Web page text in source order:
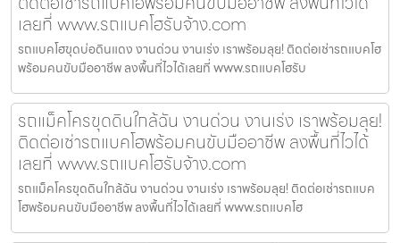
เลยที่ www.รถแบคโฮรับจ้าง.com
รถแบคโฮขุดบ่อดินแดง งานด่วน งานเร่ง เราพร้อมลุย! ติดต่อเช่ารถแบคโฮ
พร้อมคนขับมืออาชีพ ลงพื้นที่ไวได้เลยที่ www.รถแบคโฮรับ
รถแม็คโครขุดดินใกล้ฉัน งานด่วน งานเร่ง เราพร้อมลุย!
ติดต่อเช่ารถแบคโฮพร้อมคนขับมืออาชีพ ลงพื้นที่ไวได้
เลยที่ www.รถแบคโฮรับจ้าง.com
รถแม็คโครขุดดินใกล้ฉัน งานด่วน งานเร่ง เราพร้อมลุย! ติดต่อเช่ารถแบค
โฮพร้อมคนขับมืออาชีพ ลงพื้นที่ไวได้เลยที่ www.รถแบคโฮ